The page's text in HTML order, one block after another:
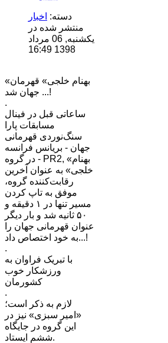
دسته: اخبار
منتشر شده در
یکشنبه, 06 مرداد
1398 16:49
«بهنام خلجی» قهرمان
جهان شد ...!
.
ساعاتی قبل در فینال
مسابقات پارا
سنگ‌نوردی قهرمانی
جهان - بریانس فرانسه
- در گروه PR2, «بهنام
خلجی» به عنوان آخرین
رقابت‌کننده گروه،
موفق به تاپ کردن
مسیر تنها در ۱ دقیقه و
۵۰ ثانیه شد و بار دیگر
عنوان قهرمانی جهان را
به خود اختصاص داد...!
.
با تبریک فراوان به
ورزشکار خوب
کشورمان
.
لازم به ذکر است؛
«امیر سبزی» نیز در
این گروه در جایگاه
ششم ایستاد.